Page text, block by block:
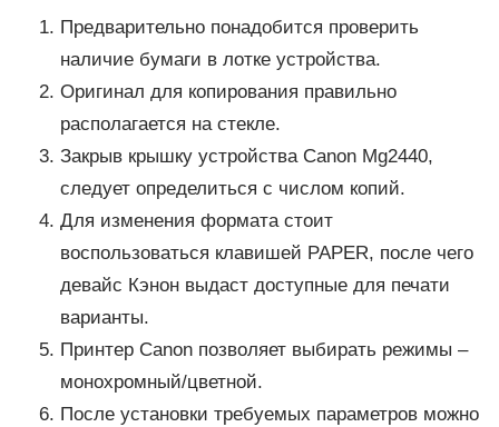
Предварительно понадобится проверить
наличие бумаги в лотке устройства.
Оригинал для копирования правильно
располагается на стекле.
Закрыв крышку устройства Canon Mg2440,
следует определиться с числом копий.
Для изменения формата стоит
воспользоваться клавишей PAPER, после чего
девайс Кэнон выдаст доступные для печати
варианты.
Принтер Canon позволяет выбирать режимы –
монохромный/цветной.
После установки требуемых параметров можно